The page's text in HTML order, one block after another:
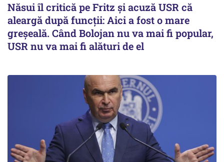
Năsui îl critică pe Fritz și acuză USR că
aleargă după funcții: Aici a fost o mare
greșeală. Când Bolojan nu va mai fi popular,
USR nu va mai fi alături de el